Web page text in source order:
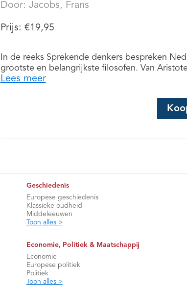
Door: Jacobs, Frans
Prijs: €19,95
In de reeks Sprekende denkers bespreken
grootste en belangrijkste filosofen. Van
Lees meer
Geschiedenis
Europese geschiedenis
Klassieke oudheid
Middeleeuwen
Toon alles >
Economie, Politiek & Maatschappij
Economie
Europese politiek
Politiek
Toon alles >